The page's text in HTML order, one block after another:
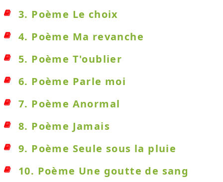
3. Poème Le choix
4. Poème Ma revanche
5. Poème T'oublier
6. Poème Parle moi
7. Poème Anormal
8. Poème Jamais
9. Poème Seule sous la pluie
10. Poème Une goutte de sang